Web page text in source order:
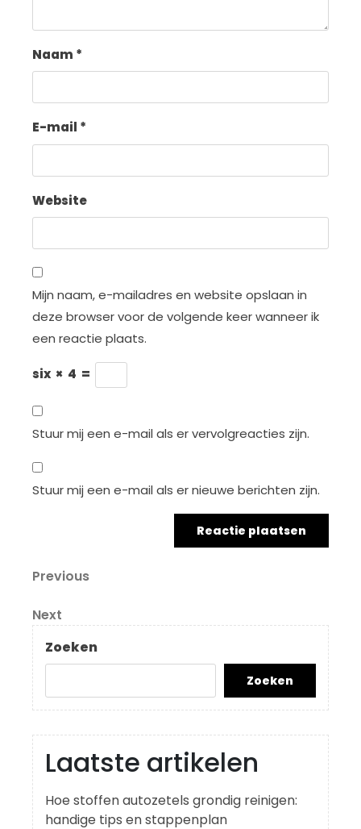
Naam *
E-mail *
Website
Mijn naam, e-mailadres en website opslaan in
deze browser voor de volgende keer wanneer ik
een reactie plaats.
six × 4 =
Stuur mij een e-mail als er vervolgreacties zijn.
Stuur mij een e-mail als er nieuwe berichten zijn.
Berichtnavigatie
Previous
Previous
Next
Post
Next
Zoeken
Zoeken
Laatste artikelen
Hoe stoffen autozetels grondig reinigen:
handige tips en stappenplan